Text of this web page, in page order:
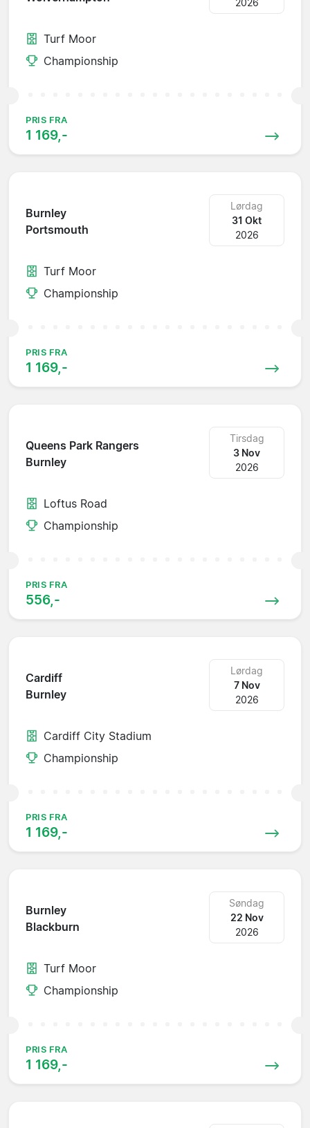
Turf Moor
Championship
PRIS FRA
1 169,-
Burnley
Portsmouth
Lørdag
31 Okt
2026
Turf Moor
Championship
PRIS FRA
1 169,-
Queens Park Rangers
Burnley
Tirsdag
3 Nov
2026
Loftus Road
Championship
PRIS FRA
556,-
Cardiff
Burnley
Lørdag
7 Nov
2026
Cardiff City Stadium
Championship
PRIS FRA
1 169,-
Burnley
Blackburn
Søndag
22 Nov
2026
Turf Moor
Championship
PRIS FRA
1 169,-